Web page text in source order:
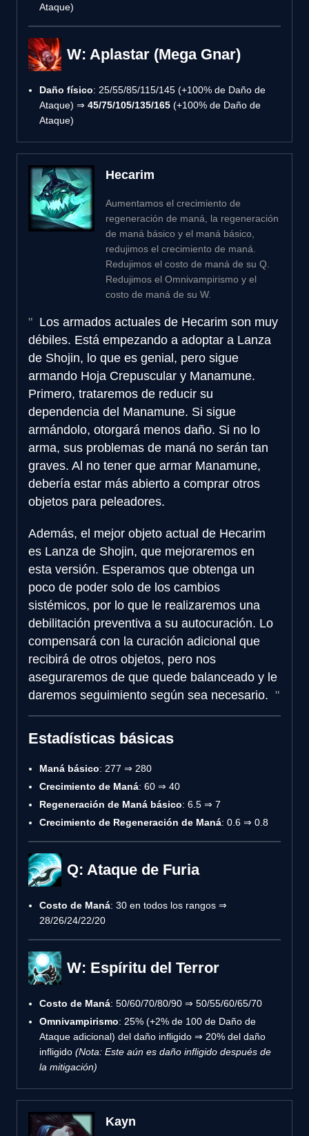
Ataque)
W: Aplastar (Mega Gnar)
Daño físico: 25/55/85/115/145 (+100% de Daño de
Ataque) ⇒ 45/75/105/135/165 (+100% de Daño de
Ataque)
Hecarim
Aumentamos el crecimiento de
regeneración de maná, la regeneración
de maná básico y el maná básico,
redujimos el crecimiento de maná.
Redujimos el costo de maná de su Q.
Redujimos el Omnivampirismo y el
costo de maná de su W.
Los armados actuales de Hecarim son muy
débiles. Está empezando a adoptar a Lanza
de Shojin, lo que es genial, pero sigue
armando Hoja Crepuscular y Manamune.
Primero, trataremos de reducir su
dependencia del Manamune. Si sigue
armándolo, otorgará menos daño. Si no lo
arma, sus problemas de maná no serán tan
graves. Al no tener que armar Manamune,
debería estar más abierto a comprar otros
objetos para peleadores.
Además, el mejor objeto actual de Hecarim
es Lanza de Shojin, que mejoraremos en
esta versión. Esperamos que obtenga un
poco de poder solo de los cambios
sistémicos, por lo que le realizaremos una
debilitación preventiva a su autocuración. Lo
compensará con la curación adicional que
recibirá de otros objetos, pero nos
aseguraremos de que quede balanceado y le
daremos seguimiento según sea necesario.
Estadísticas básicas
Maná básico: 277 ⇒ 280
Crecimiento de Maná: 60 ⇒ 40
Regeneración de Maná básico: 6.5 ⇒ 7
Crecimiento de Regeneración de Maná: 0.6 ⇒ 0.8
Q: Ataque de Furia
Costo de Maná: 30 en todos los rangos ⇒
28/26/24/22/20
W: Espíritu del Terror
Costo de Maná: 50/60/70/80/90 ⇒ 50/55/60/65/70
Omnivampirismo: 25% (+2% de 100 de Daño de
Ataque adicional) del daño infligido ⇒ 20% del daño
infligido (Nota: Este aún es daño infligido después de
la mitigación)
Kayn